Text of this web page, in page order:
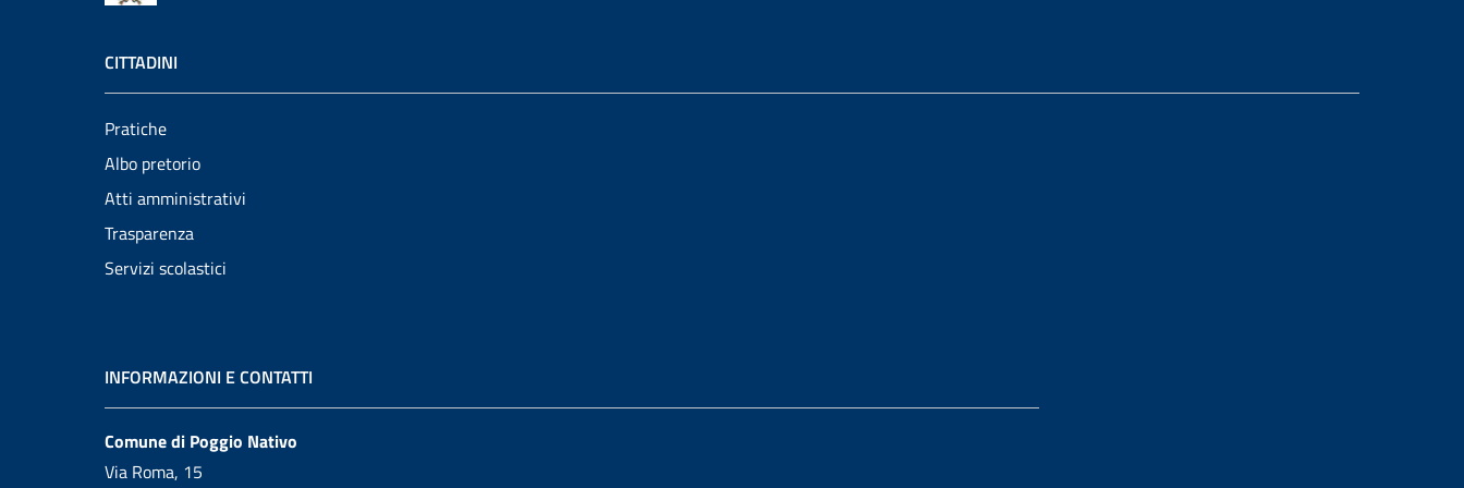
CITTADINI
Pratiche
Albo pretorio
Atti amministrativi
Trasparenza
Servizi scolastici
INFORMAZIONI E CONTATTI
Comune di Poggio Nativo
Via Roma, 15